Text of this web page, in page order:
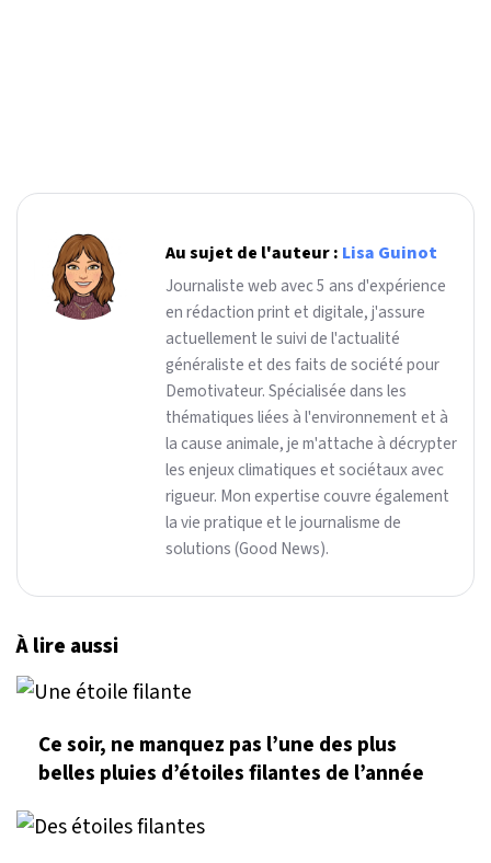
Au sujet de l'auteur : Lisa Guinot
Journaliste web avec 5 ans d'expérience
en rédaction print et digitale, j'assure
actuellement le suivi de l'actualité
généraliste et des faits de société pour
Demotivateur. Spécialisée dans les
thématiques liées à l'environnement et à
la cause animale, je m'attache à décrypter
les enjeux climatiques et sociétaux avec
rigueur. Mon expertise couvre également
la vie pratique et le journalisme de
solutions (Good News).
À lire aussi
Ce soir, ne manquez pas l’une des plus
belles pluies d’étoiles filantes de l’année